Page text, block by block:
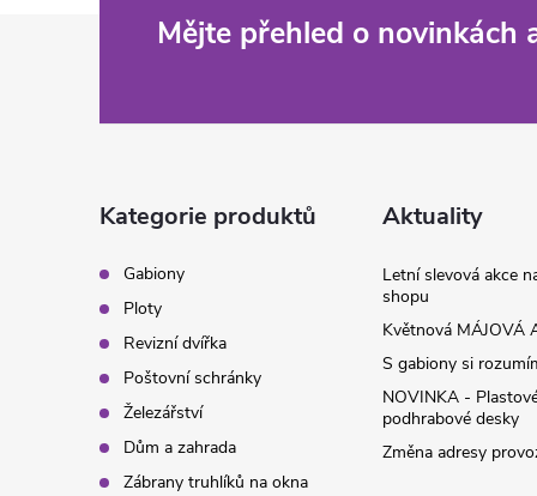
Mějte přehled o novinkách
Kategorie produktů
Gabiony
Ploty
Revizní dvířka
Poštovní schránky
Železářství
Dům a zahrada
Zábrany truhlíků na okna
Aktuality
Letní slevová akce
shopu
Květnová MÁJOVÁ
S gabiony si
NOVINKA -
podhrabové desky
Změna adresy